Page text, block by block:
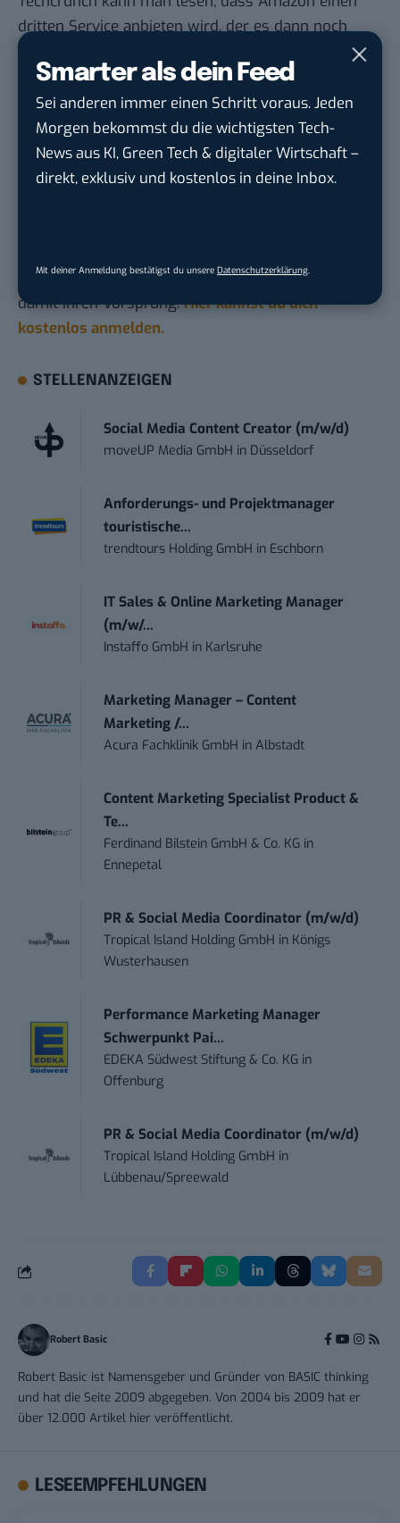
Smarter als dein Feed
Sei anderen immer einen Schritt voraus. Jeden
Morgen bekommst du die wichtigsten Tech-
News aus KI, Green Tech & digitaler Wirtschaft –
direkt, exklusiv und kostenlos in deine Inbox.
Mit deiner Anmeldung bestätigst du unsere Datenschutzerklärung.
dritten Service anbieten wird, der es dann noch
Datenbanken anzubieten. Wie gesagt, unter dem
Aspekt der Skalierungskapazitäten und Vermeidung
fixer Kosten ist Amazons Angebot hochspannend.
Du möchtest nicht abgehängt werden, wenn es um
wichtigsten News des Tages – und sichern sich
damit ihren Vorsprung.Hier kannst du dich
kostenlos anmelden.
STELLENANZEIGEN
Social Media Content Creator (m/w/d)
moveUP Media GmbH in Düsseldorf
Anforderungs- und Projektmanager
touristische...
trendtours Holding GmbH in Eschborn
IT Sales & Online Marketing Manager
(m/w/...
Instaffo GmbH in Karlsruhe
Marketing Manager – Content
Marketing /...
Acura Fachklinik GmbH inAlbstadt
Content Marketing Specialist Product &
Te...
Ferdinand Bilstein GmbH & Co. KG in
Ennepetal
PR & Social Media Coordinator (m/w/d)
Tropical Island Holding GmbH in Königs
Wusterhausen
Performance Marketing Manager
Schwerpunkt Pai...
EDEKA Südwest Stiftung & Co. KG in
Offenburg
PR & Social Media Coordinator (m/w/d)
Tropical Island Holding GmbH in
Lübbenau/Spreewald
Robert Basic
Robert Basic ist Namensgeber und Gründer von BASIC thinking
und hat die Seite 2009 abgegeben. Von 2004 bis 2009 hat er
über 12.000 Artikel hier veröffentlicht.
LESEEMPFEHLUNGEN